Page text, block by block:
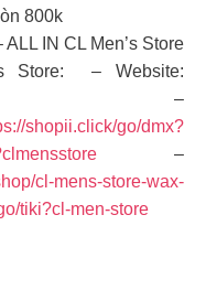
800k
IN CL Men’s Store
Store: – Website:
shopii.click/go/dmx?
–
cl-mens-store-wax-
tiki?cl-men-store